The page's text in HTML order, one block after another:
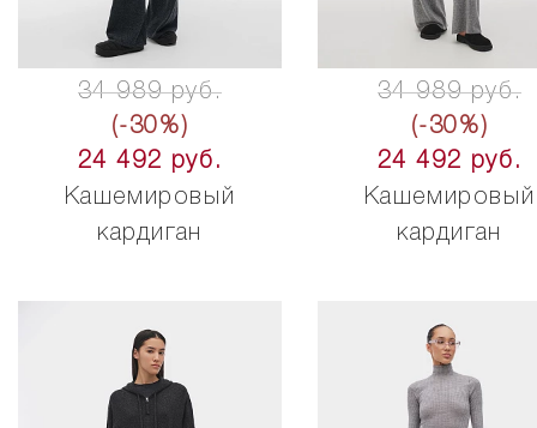
34 989 руб.
(-30%)
24 492 руб.
Кашемировый
кардиган
34 989 руб.
(-30%)
24 492 руб.
Кашемировый
кардиган